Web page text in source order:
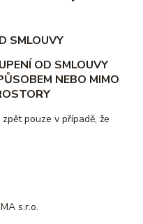
SMLOUVY
OD SMLOUVY
NEBO MIMO
pouze v případě, že
s.r.o.